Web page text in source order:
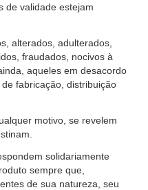
de validade estejam
alterados, adulterados,
fraudados, nocivos à
aqueles em desacordo
fabricação, distribuição
motivo, se revelem
solidariamente
sempre que,
de sua natureza, seu